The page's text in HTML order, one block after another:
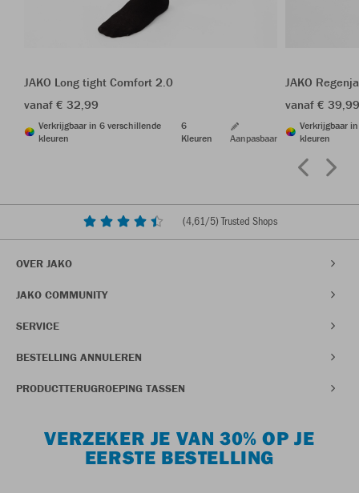
JAKO Long tight Comfort 2.0
vanaf € 32,99
Verkrijgbaar in 6 verschillende
kleuren
6
Kleuren
Aanpasbaar
JAKO
vanaf €
Verkrijgbaar
kleuren
(4,61/5) Trusted Shops
OVER JAKO
JAKO COMMUNITY
SERVICE
BESTELLING ANNULEREN
PRODUCTTERUGROEPING TASSEN
VERZEKER JE VAN 30% OP JE
EERSTE BESTELLING